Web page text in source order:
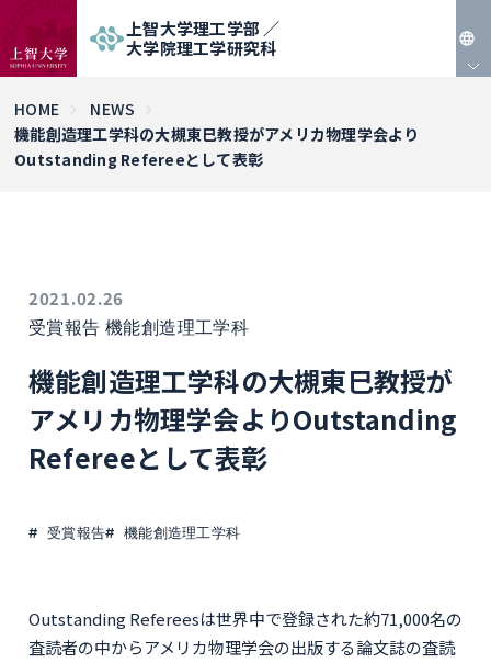
上智大学理工学部 ／
大学院理工学研究科
HOME
NEWS
機能創造理工学科の大槻東巳教授がアメリカ物理学会より
Outstanding Refereeとして表彰
2021.02.26
受賞報告 機能創造理工学科
機能創造理工学科の大槻東巳教授が
アメリカ物理学会よりOutstanding
Refereeとして表彰
受賞報告 機能創造理工学科
Outstanding Refereesは世界中で登録された約71,000名の
査読者の中からアメリカ物理学会の出版する論文誌の査読